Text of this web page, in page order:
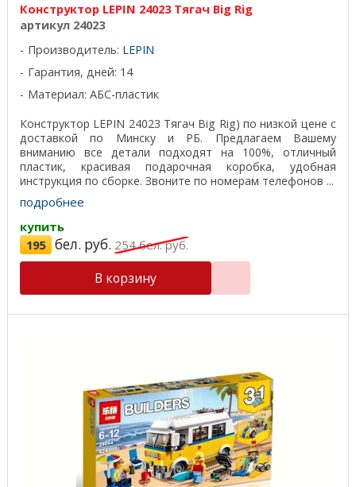
Конструктор LEPIN 24023 Тягач Big Rig
артикул 24023
Производитель: LEPIN
Гарантия, дней: 14
Материал: АБС-пластик
Конструктор LEPIN 24023 Тягач Big Rig) по низкой цене с
доставкой по Минску и РБ. Предлагаем Вашему
вниманию все детали подходят на 100%, отличный
пластик, красивая подарочная коробка, удобная
инструкция по сборке. Звоните по номерам телефонов ...
подробнее
купить
195 бел. руб. 254бел. руб.
В корзину